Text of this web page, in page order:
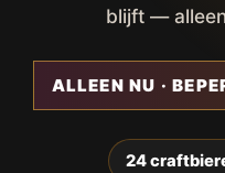
blijft —
ALLEEN NU ·
24